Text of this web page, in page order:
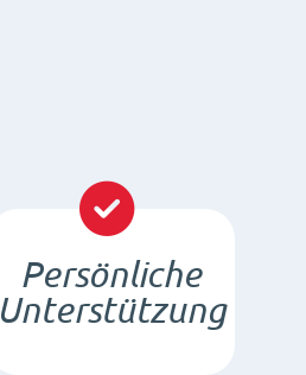
Persönliche
Unterstützung